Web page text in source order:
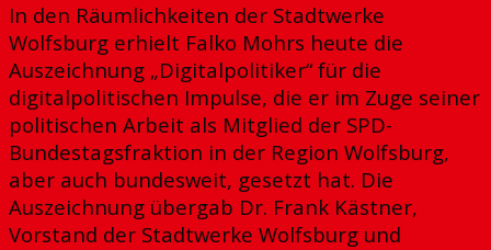
In den Räumlichkeiten der Stadtwerke
Wolfsburg erhielt Falko Mohrs heute die
Auszeichnung „Digitalpolitiker“ für die
digitalpolitischen Impulse, die er im Zuge seiner
politischen Arbeit als Mitglied der SPD-
Bundestagsfraktion in der Region Wolfsburg,
aber auch bundesweit, gesetzt hat. Die
Auszeichnung übergab Dr. Frank Kästner,
Vorstand der Stadtwerke Wolfsburg und